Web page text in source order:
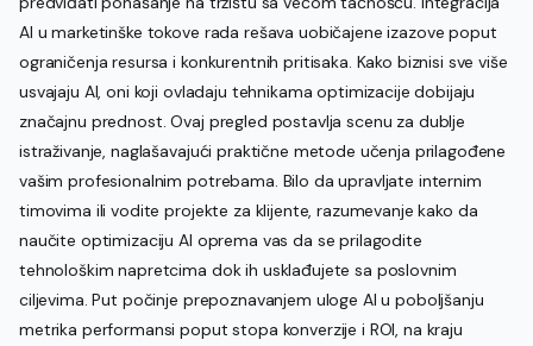
AI u marketinške tokove rada rešava uobičajene izazove poput
ograničenja resursa i konkurentnih pritisaka. Kako biznisi sve više
usvajaju AI, oni koji ovladaju tehnikama optimizacije dobijaju
značajnu prednost. Ovaj pregled postavlja scenu za dublje
istraživanje, naglašavajući praktične metode učenja prilagođene
vašim profesionalnim potrebama. Bilo da upravljate internim
timovima ili vodite projekte za klijente, razumevanje kako da
naučite optimizaciju AI oprema vas da se prilagodite
tehnološkim napretcima dok ih usklađujete sa poslovnim
ciljevima. Put počinje prepoznavanjem uloge AI u poboljšanju
metrika performansi poput stopa konverzije i ROI, na kraju